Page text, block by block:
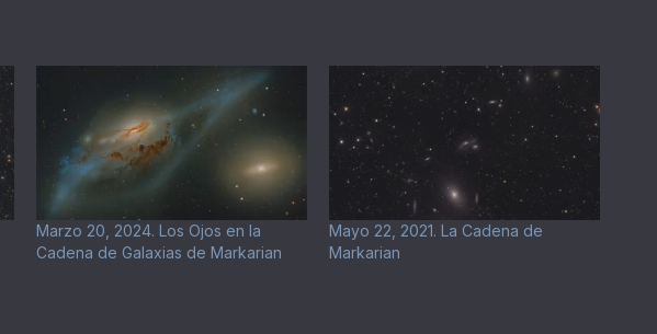
Marzo 20, 2024. Los Ojos en la
Cadena de Galaxias de Markarian
Mayo 22, 2021. La Cadena de
Markarian